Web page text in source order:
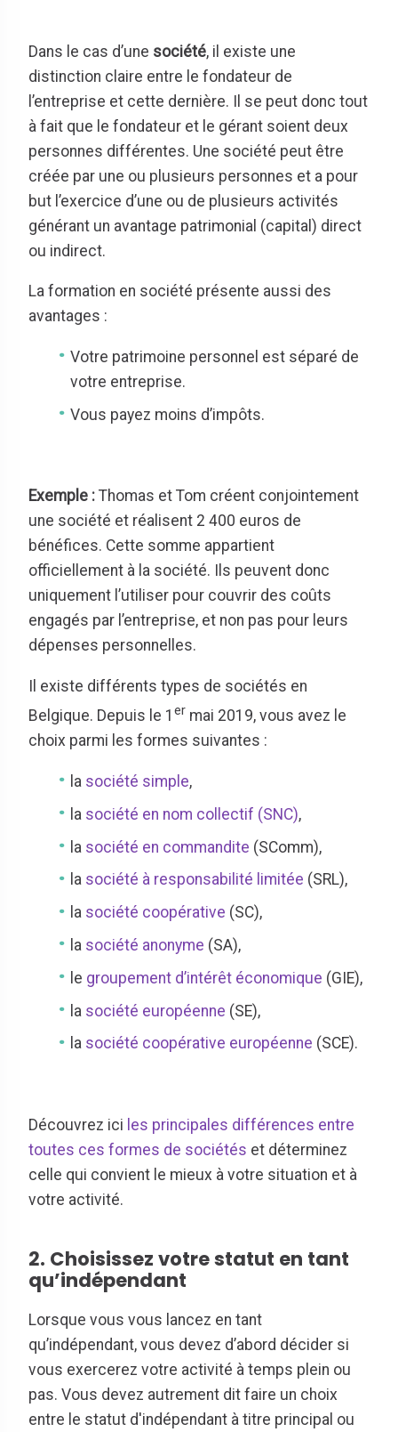
Dans le cas d’une société, il existe une
distinction claire entre le fondateur de
l’entreprise et cette dernière. Il se peut donc tout
à fait que le fondateur et le gérant soient deux
personnes différentes. Une société peut être
créée par une ou plusieurs personnes et a pour
but l’exercice d’une ou de plusieurs activités
générant un avantage patrimonial (capital) direct
ou indirect.
La formation en société présente aussi des
avantages :
Votre patrimoine personnel est séparé de
votre entreprise.
Vous payez moins d’impôts.
Exemple : Thomas et Tom créent conjointement
une société et réalisent 2 400 euros de
bénéfices. Cette somme appartient
officiellement à la société. Ils peuvent donc
uniquement l’utiliser pour couvrir des coûts
engagés par l’entreprise, et non pas pour leurs
dépenses personnelles.
Il existe différents types de sociétés en
Belgique. Depuis le 1 er mai 2019, vous avez le
choix parmi les formes suivantes :
la société simple,
la société en nom collectif (SNC),
la société en commandite (SComm),
la société à responsabilité limitée (SRL),
la société coopérative (SC),
la société anonyme (SA),
le groupement d’intérêt économique (GIE),
la société européenne (SE),
la société coopérative européenne (SCE).
Découvrez ici les principales différences entre
toutes ces formes de sociétés et déterminez
celle qui convient le mieux à votre situation et à
votre activité.
2. Choisissez votre statut en tant
qu’indépendant
Lorsque vous vous lancez en tant
qu’indépendant, vous devez d’abord décider si
vous exercerez votre activité à temps plein ou
pas. Vous devez autrement dit faire un choix
entre le statut d'indépendant à titre principal ou